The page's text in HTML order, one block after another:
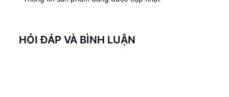
HỎI ĐÁP VÀ BÌNH LUẬN